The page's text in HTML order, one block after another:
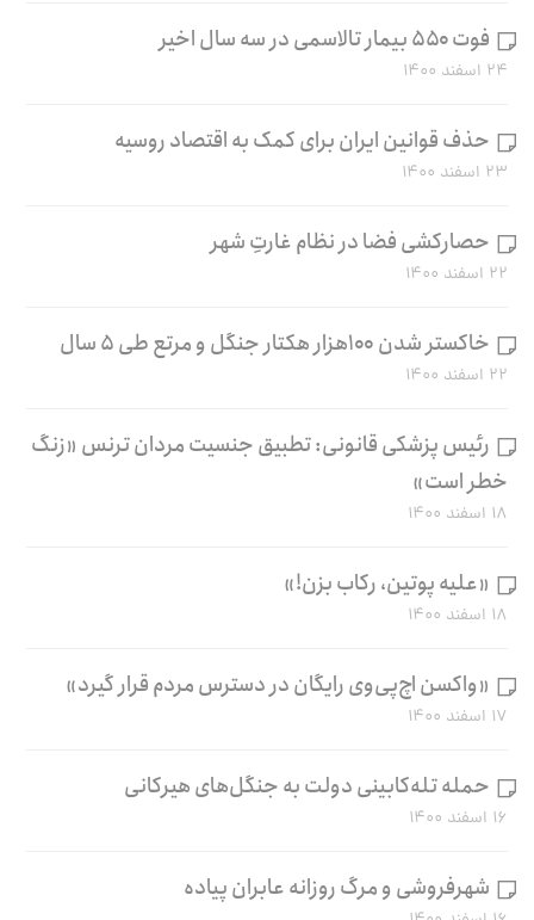
فوت ۵۵۰ بیمار تالاسمی در سه سال اخیر
۲۴ اسفند ۱۴۰۰
حذف قوانین ایران برای کمک به اقتصاد روسیه
۲۳ اسفند ۱۴۰۰
حصارکشی فضا در نظام غارتِ شهر
۲۲ اسفند ۱۴۰۰
خاکستر شدن ۱۰۰هزار هکتار جنگل و مرتع طی ۵ سال
۲۲ اسفند ۱۴۰۰
رئیس پزشکی قانونی: تطبیق جنسیت مردان ترنس «زنگ
خطر است»
۱۸ اسفند ۱۴۰۰
«علیه پوتین، رکاب بزن!»
۱۸ اسفند ۱۴۰۰
«واکسن اچ‌پی‌وی رایگان در دسترس مردم قرار گیرد»
۱۷ اسفند ۱۴۰۰
حمله تله‌کابینی دولت به جنگل‌های هیرکانی
۱۶ اسفند ۱۴۰۰
شهرفروشی و مرگ روزانه عابران پیاده